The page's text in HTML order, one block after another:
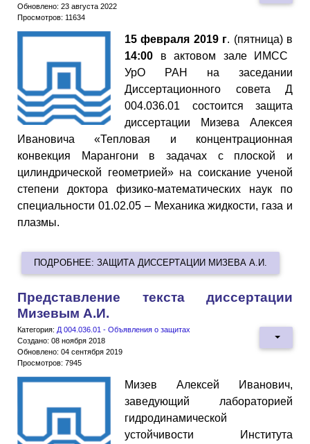
Обновлено: 23 августа 2022
Просмотров: 11634
15 февраля 2019 г. (пятница) в
14:00 в актовом зале ИМСС
УрО РАН на заседании
Диссертационного совета Д
004.036.01 состоится защита
диссертации Мизева Алексея
Ивановича «Тепловая и концентрационная
конвекция Марангони в задачах с плоской и
цилиндрической геометрией» на соискание ученой
степени доктора физико-математических наук по
специальности 01.02.05 – Механика жидкости, газа и
плазмы.
ПОДРОБНЕЕ: ЗАЩИТА ДИССЕРТАЦИИ МИЗЕВА А.И.
Представление текста диссертации
Мизевым А.И.
Категория: Д 004.036.01 - Объявления о защитах
Создано: 08 ноября 2018
Обновлено: 04 сентября 2019
Просмотров: 7945
Мизев Алексей Иванович,
заведующий лабораторией
гидродинамической
устойчивости Института